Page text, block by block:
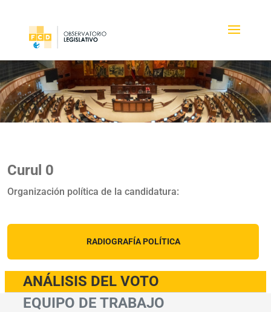
Curul 0
Organización política de la candidatura:
RADIOGRAFÍA POLÍTICA
ANÁLISIS DEL VOTO
EQUIPO DE TRABAJO